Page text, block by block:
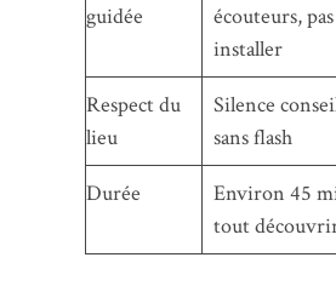
guidée
écouteurs, pas
installer
Respect du
lieu
Silence
sans flash
Durée
Environ 45
tout